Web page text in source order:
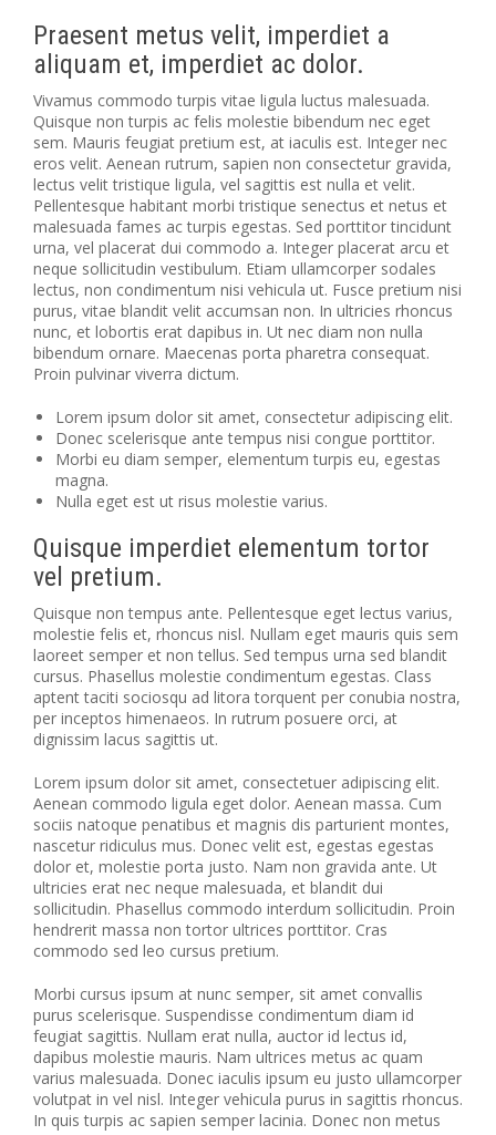
Praesent metus velit, imperdiet a
aliquam et, imperdiet ac dolor.
Vivamus commodo turpis vitae ligula luctus malesuada.
Quisque non turpis ac felis molestie bibendum nec eget
sem. Mauris feugiat pretium est, at iaculis est. Integer nec
eros velit. Aenean rutrum, sapien non consectetur gravida,
lectus velit tristique ligula, vel sagittis est nulla et velit.
Pellentesque habitant morbi tristique senectus et netus et
malesuada fames ac turpis egestas. Sed porttitor tincidunt
urna, vel placerat dui commodo a. Integer placerat arcu et
neque sollicitudin vestibulum. Etiam ullamcorper sodales
lectus, non condimentum nisi vehicula ut. Fusce pretium nisi
purus, vitae blandit velit accumsan non. In ultricies rhoncus
nunc, et lobortis erat dapibus in. Ut nec diam non nulla
bibendum ornare. Maecenas porta pharetra consequat.
Proin pulvinar viverra dictum.
Lorem ipsum dolor sit amet, consectetur adipiscing elit.
Donec scelerisque ante tempus nisi congue porttitor.
Morbi eu diam semper, elementum turpis eu, egestas
magna.
Nulla eget est ut risus molestie varius.
Quisque imperdiet elementum tortor
vel pretium.
Quisque non tempus ante. Pellentesque eget lectus varius,
molestie felis et, rhoncus nisl. Nullam eget mauris quis sem
laoreet semper et non tellus. Sed tempus urna sed blandit
cursus. Phasellus molestie condimentum egestas. Class
aptent taciti sociosqu ad litora torquent per conubia nostra,
per inceptos himenaeos. In rutrum posuere orci, at
dignissim lacus sagittis ut.
Lorem ipsum dolor sit amet, consectetuer adipiscing elit.
Aenean commodo ligula eget dolor. Aenean massa. Cum
sociis natoque penatibus et magnis dis parturient montes,
nascetur ridiculus mus. Donec velit est, egestas egestas
dolor et, molestie porta justo. Nam non gravida ante. Ut
ultricies erat nec neque malesuada, et blandit dui
sollicitudin. Phasellus commodo interdum sollicitudin. Proin
hendrerit massa non tortor ultrices porttitor. Cras
commodo sed leo cursus pretium.
Morbi cursus ipsum at nunc semper, sit amet convallis
purus scelerisque. Suspendisse condimentum diam id
feugiat sagittis. Nullam erat nulla, auctor id lectus id,
dapibus molestie mauris. Nam ultrices metus ac quam
varius malesuada. Donec iaculis ipsum eu justo ullamcorper
volutpat in vel nisl. Integer vehicula purus in sagittis rhoncus.
In quis turpis ac sapien semper lacinia. Donec non metus